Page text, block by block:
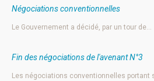
Négociations conventionnelles
Le Gouvernement a décidé, par un tour de…
Fin des négociations de l'avenant N°3
Les négociations conventionnelles portant